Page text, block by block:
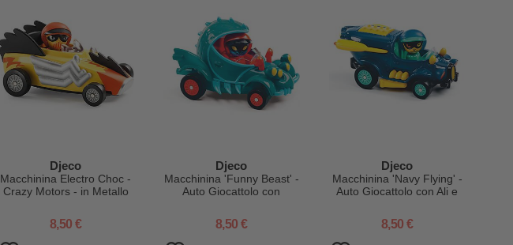
Djeco
Macchinina Electro Choc -
Crazy Motors - in Metallo
8,50 €
Djeco
Macchinina 'Funny Beast' -
Auto Giocattolo con
8,50 €
Djeco
Macchinina 'Navy Flying' -
Auto Giocattolo con Ali e
8,50 €